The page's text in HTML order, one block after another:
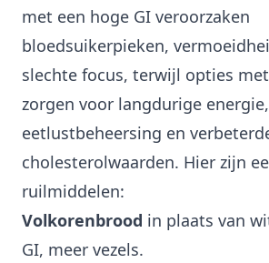
met een hoge GI veroorzaken
bloedsuikerpieken,
slechte focus, terwijl opties
zorgen voor langdurige
eetlustbeheersing en
cholesterolwaarden. Hier zijn
ruilmiddelen:
Volkorenbrood in plaats van
GI, meer vezels.